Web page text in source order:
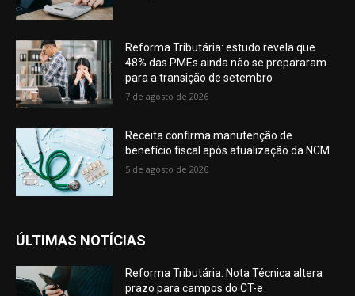
Reforma Tributária: estudo revela que
48% das PMEs ainda não se prepararam
para a transição de setembro
7 de agosto de 2026
Receita confirma manutenção de
benefício fiscal após atualização da NCM
5 de agosto de 2026
ÚLTIMAS NOTÍCIAS
Reforma Tributária: Nota Técnica altera
prazo para campos do CT-e